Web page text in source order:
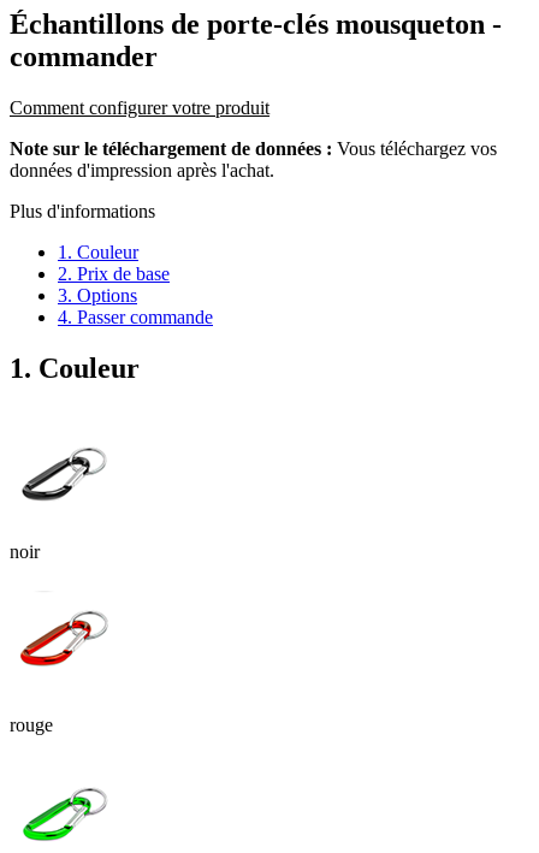
Échantillons de porte-clés mousqueton -
commander
Comment configurer votre produit
Note sur le téléchargement de données : Vous téléchargez vos
données d'impression après l'achat.
Plus d'informations
1. Couleur
2. Prix de base
3. Options
4. Passer commande
1. Couleur
noir
rouge